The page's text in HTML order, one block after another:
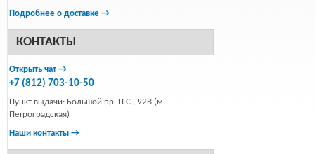
Подробнее о доставке →
КОНТАКТЫ
Открыть чат →
+7 (812) 703-10-50
Пункт выдачи: Большой пр. П.С., 92В (м.
Петроградская)
Наши контакты →